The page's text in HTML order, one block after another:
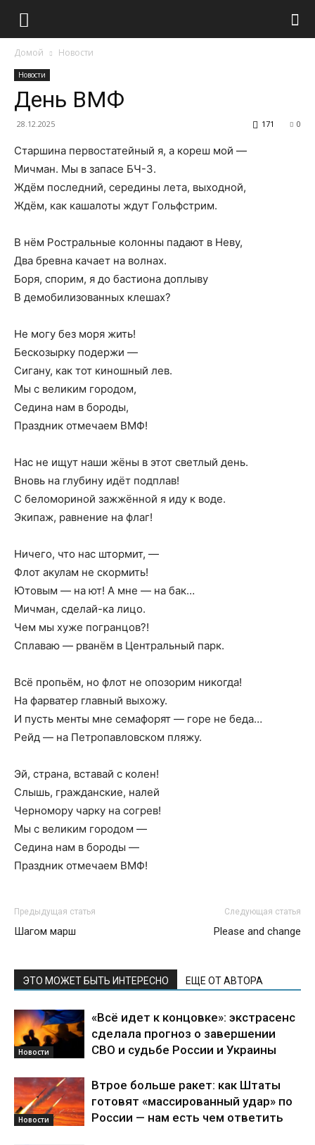
Домой Новости
Новости
День ВМФ
28.12.2025 0
171
Старшина первостатейный я, а кореш мой —
Мичман. Мы в запасе БЧ-3.
Ждём последний, середины лета, выходной,
Ждём, как кашалоты ждут Гольфстрим.
В нём Ростральные колонны падают в Неву,
Два бревна качает на волнах.
Боря, спорим, я до бастиона доплыву
В демобилизованных клешах?
Не могу без моря жить!
Бескозырку подержи —
Сигану, как тот киношный лев.
Мы с великим городом,
Седина нам в бороды,
Праздник отмечаем ВМФ!
Нас не ищут наши жёны в этот светлый день.
Вновь на глубину идёт подплав!
С беломориной зажжённой я иду к воде.
Экипаж, равнение на флаг!
Ничего, что нас штормит, —
Флот акулам не скормить!
Ютовым — на ют! А мне — на бак…
Мичман, сделай-ка лицо.
Чем мы хуже погранцов?!
Сплаваю — рванём в Центральный парк.
Всё пропьём, но флот не опозорим никогда!
На фарватер главный выхожу.
И пусть менты мне семафорят — горе не беда…
Рейд — на Петропавловском пляжу.
Эй, страна, вставай с колен!
Слышь, гражданские, налей
Черномору чарку на согрев!
Мы с великим городом —
Седина нам в бороды —
Праздник отмечаем ВМФ!
Предыдущая статья
Шагом марш
Следующая статья
Please and change
ЭТО МОЖЕТ БЫТЬ ИНТЕРЕСНО ЕЩЕ ОТ АВТОРА
Новости
«Всё идет к концовке»: экстрасенс
сделала прогноз о завершении
СВО и судьбе России и Украины
Новости
Втрое больше ракет: как Штаты
готовят «массированный удар» по
России — нам есть чем ответить